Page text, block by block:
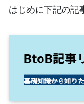
はじめに下記の記